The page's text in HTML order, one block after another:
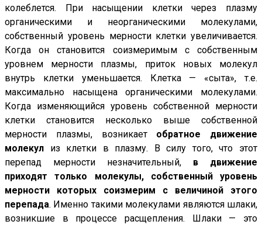
колеблется. При насыщении клетки через плазму
органическими и неорганическими молекулами,
собственный уровень мерности клетки увеличивается.
Когда он становится соизмеримым с собственным
уровнем мерности плазмы, приток новых молекул
внутрь клетки уменьшается. Клетка — «сыта», т.е.
максимально насыщена органическими молекулами.
Когда изменяющийся уровень собственной мерности
клетки становится несколько выше собственной
мерности плазмы, возникает обратное движение
молекул из клетки в плазму. В силу того, что этот
перепад мерности незначительный, в движение
приходят только молекулы, собственный уровень
мерности которых соизмерим с величиной этого
перепада. Именно такими молекулами являются шлаки,
возникшие в процессе расщепления. Шлаки — это